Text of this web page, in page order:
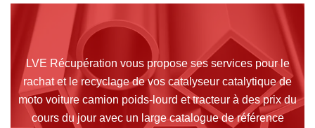
LVE Récupération vous propose ses services pour le
rachat et le recyclage de vos catalyseur catalytique de
moto voiture camion poids-lourd et tracteur à des prix du
cours du jour avec un large catalogue de référence